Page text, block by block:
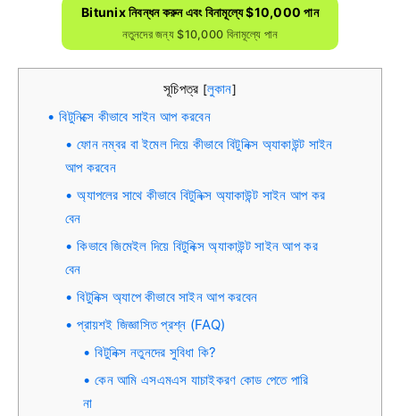
Bitunix নিবন্ধন করুন এবং বিনামূল্যে $10,000 পান
নতুনদের জন্য $10,000 বিনামূল্যে পান
সূচিপত্র [লুকান]
বিটুনিক্সে কীভাবে সাইন আপ করবেন
ফোন নম্বর বা ইমেল দিয়ে কীভাবে বিটুনিক্স অ্যাকাউন্ট সাইন
আপ করবেন
অ্যাপলের সাথে কীভাবে বিটুনিক্স অ্যাকাউন্ট সাইন আপ কর
বেন
কিভাবে জিমেইল দিয়ে বিটুনিক্স অ্যাকাউন্ট সাইন আপ কর
বেন
বিটুনিক্স অ্যাপে কীভাবে সাইন আপ করবেন
প্রায়শই জিজ্ঞাসিত প্রশ্ন (FAQ)
বিটুনিক্স নতুনদের সুবিধা কি?
কেন আমি এসএমএস যাচাইকরণ কোড পেতে পারি
না